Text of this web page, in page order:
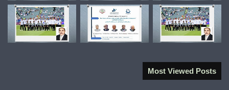
Most Viewed Posts